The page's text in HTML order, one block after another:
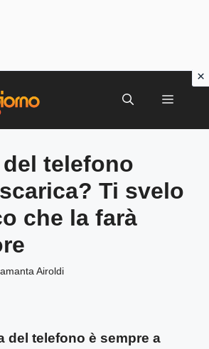
MENU
telefono
Ti svelo
che la farà
Airoldi
del telefono è sempre a